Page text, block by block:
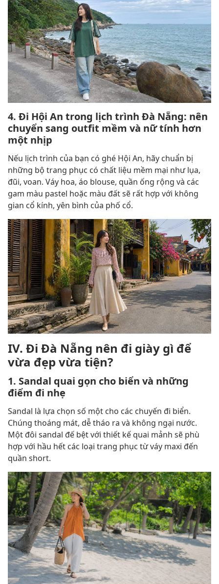
4. Đi Hội An trong lịch trình Đà Nẵng: nên
chuyển sang outfit mềm và nữ tính hơn
một nhịp
Nếu lịch trình của bạn có ghé Hội An, hãy chuẩn bị
những bộ trang phục có chất liệu mềm mại như lụa,
đũi, voan. Váy hoa, áo blouse, quần ống rộng và các
gam màu pastel hoặc màu đất sẽ rất hợp với không
gian cổ kính, yên bình của phố cổ.
IV. Đi Đà Nẵng nên đi giày gì để
vừa đẹp vừa tiện?
1. Sandal quai gọn cho biển và những
điểm đi nhẹ
Sandal là lựa chọn số một cho các chuyến đi biển.
Chúng thoáng mát, dễ tháo ra và không ngại nước.
Một đôi sandal đế bệt với thiết kế quai mảnh sẽ phù
hợp với hầu hết các loại trang phục từ váy maxi đến
quần short.